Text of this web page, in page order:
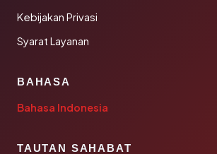
Kebijakan Privasi
Syarat Layanan
BAHASA
Bahasa Indonesia
TAUTAN SAHABAT